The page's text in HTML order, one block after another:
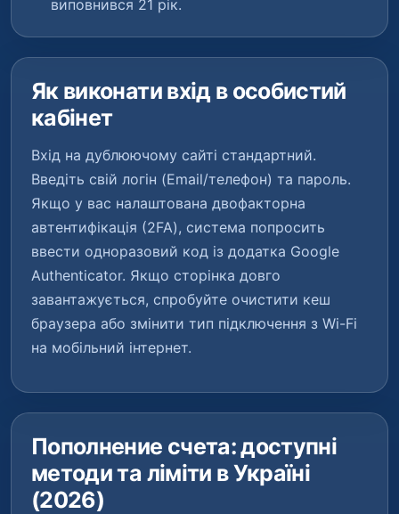
виповнився 21 рік.
Як виконати вхід в особистий
кабінет
Вхід на дублюючому сайті стандартний.
Введіть свій логін (Email/телефон) та пароль.
Якщо у вас налаштована двофакторна
автентифікація (2FA), система попросить
ввести одноразовий код із додатка Google
Authenticator. Якщо сторінка довго
завантажується, спробуйте очистити кеш
браузера або змінити тип підключення з Wi-Fi
на мобільний інтернет.
Пополнение счета: доступні
методи та ліміти в Україні
(2026)